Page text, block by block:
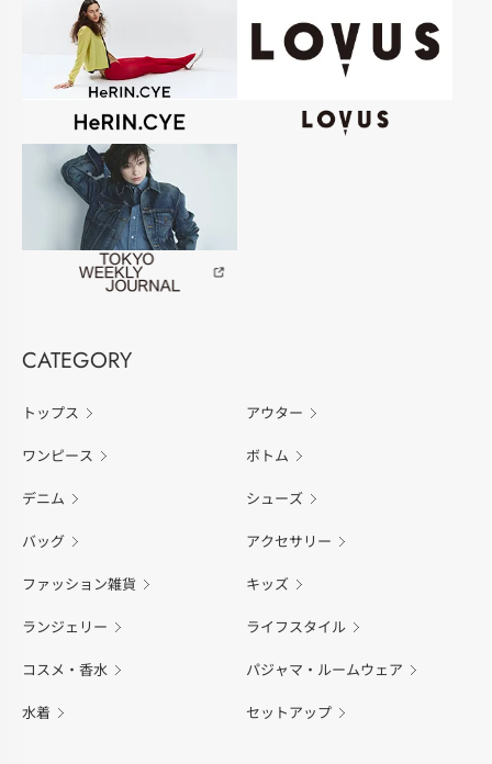
CATEGORY
トップス アウター
ワンピース ボトム
デニム シューズ
バッグ アクセサリー
ファッション雑貨 キッズ
ランジェリー ライフスタイル
コスメ・香水 パジャマ・ルームウェア
水着 セットアップ